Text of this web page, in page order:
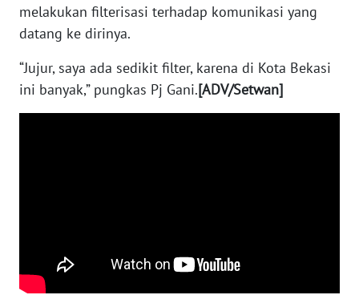
melakukan filterisasi terhadap komunikasi yang
datang ke dirinya.
“Jujur, saya ada sedikit filter, karena di Kota Bekasi
ini banyak,” pungkas Pj Gani.[ADV/Setwan]
LAMPUNG
JATENG
WN
WN